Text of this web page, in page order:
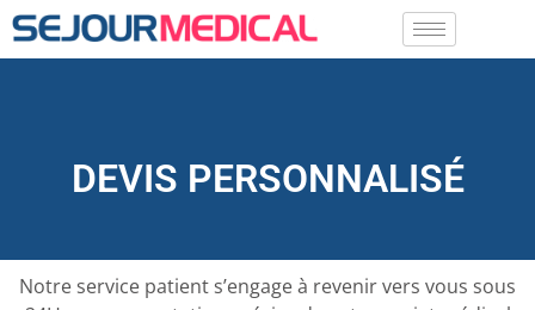
DEVIS PERSONNALISÉ
Notre service patient s’engage à revenir vers vous sous